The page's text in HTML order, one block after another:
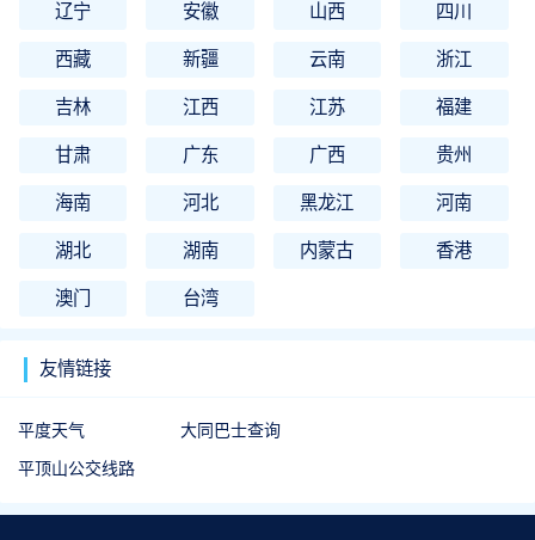
辽宁 安徽 山西 四川
西藏 新疆 云南 浙江
吉林 江西 江苏 福建
甘肃 广东 广西 贵州
海南 河北 黑龙江 河南
湖北 湖南 内蒙古 香港
澳门 台湾
友情链接
平度天气 大同巴士查询
平顶山公交线路